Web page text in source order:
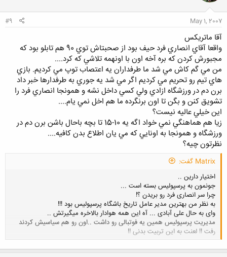
May 1, 2007
#9
آقا ماتريكس
واقعا آقاي انصاري فرد حيف بود از صحبتاش توي 90 هم تابلو بود كه
مجبورش كردن كه بره آخه اون با اونهمه تلاشي كه كرد....
من مي گم كاش مي شد ما طرفداران يه اعتصاب توپ مي كرديم. بازي
هاي تيم رو تحريم مي كرديم اگر مي شد يه جوري به طرفدارها خبر داد
برن دم در ورزشگاه ازادي ولي كسي داخل نشه و همونجا انصاري فرد را
تشويق كنن و بگن تا اون برنگرده ما هم اخل نمي يام....
اين خيلي عاليه نيست؟
زيا هم هماهنگي نمي خواد اگه يه 10-15 تا بچه باحال باشن برن دم در
ورزشگاه و همونجا به اونايي كه مي يان اطلاع بدن كافيه....
نظرتون چيه؟
Matrix گفت:
اختیار دارین ..
جونمون به پرسپولیس بسته است ...
چرا سر انصاری فرد رو بریدن ؟!
به نظر من بهترین مدیر عامل تاریخ باشگاه پرسپولیس بود !!!
وای به حال علی آبادی ... آه این همه هوادار بالاخره میگیرتش ..
مدیریت پرسپولیس همین یه فوتبالی رو داشت ..اون رو هم سیاسیش کردند
رفت !! لعنت به این تربیت بدنی !!